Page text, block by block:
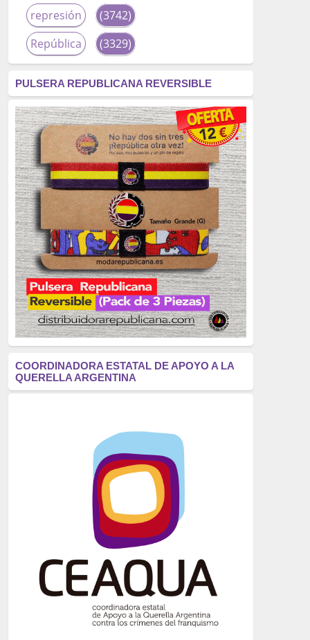
represión
(3742)
República
(3329)
fascismo
(2677)
tardofranquismo
(2320)
Actualidad
(2319)
monarquía
(2253)
borbones
(2176)
Cultura
(2163)
Guerra
(1674)
genocidio
(1234)
mujer
(1070)
Eventos
(914)
Crímenes del franquismo
(721)
(699)
(607)
neofranquismo
(567)
Justicia Universal
Derechos Humanos
(522)
Nacionalcatolicismo
(514)
PULSERA REPUBLICANA REVERSIBLE
COORDINADORA ESTATAL DE APOYO A LA
QUERELLA ARGENTINA